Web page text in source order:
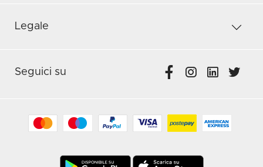
Legale
Seguici su